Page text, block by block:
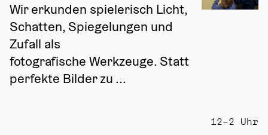
Wir erkunden spielerisch Licht,
Schatten, Spiegelungen und
Zufall als
fotografische Werkzeuge. Statt
perfekte Bilder zu ...
12–2 Uhr